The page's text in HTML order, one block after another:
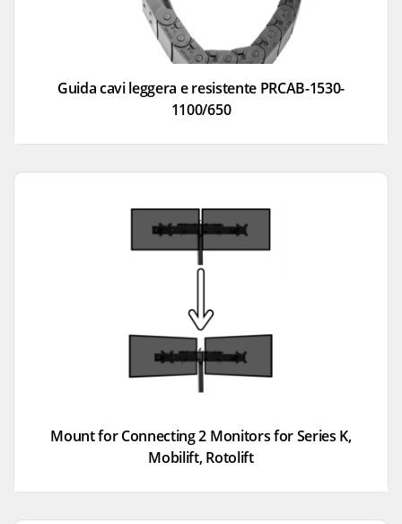
Guida cavi leggera e resistente PRCAB-1530-
1100/650
Mount for Connecting 2 Monitors for Series K,
Mobilift, Rotolift